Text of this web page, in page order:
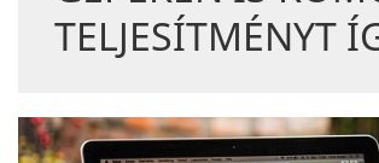
TELJESÍTMÉNYT